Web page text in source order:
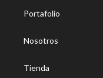
Portafolio
Nosotros
Tienda